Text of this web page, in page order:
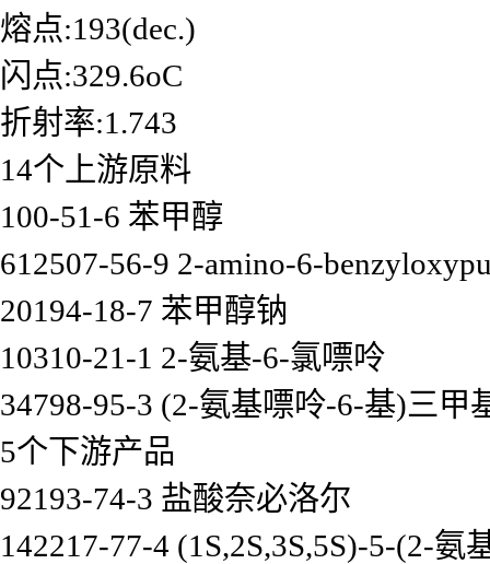
熔点:193(dec.)
闪点:329.6oC
折射率:1.743
14个上游原料
100-51-6 苯甲醇
612507-56-9 2-amino-6-
20194-18-7 苯甲醇钠
10310-21-1 2-氨基-6-氯嘌呤
34798-95-3 (2-氨基嘌呤-6-基)三甲
5个下游产品
92193-74-3 盐酸奈必洛尔
142217-77-4 (1S,2S,3S,5S)-5-(2-